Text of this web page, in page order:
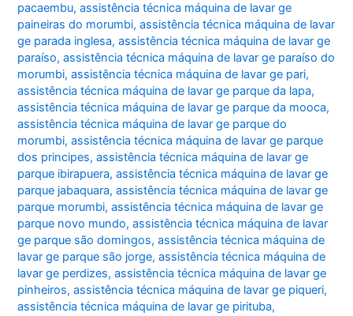
pacaembu,assistência técnica máquina de lavar ge
paineiras do morumbi,assistência técnica máquina de lavar
ge parada inglesa,assistência técnica máquina de lavar ge
paraíso,assistência técnica máquina de lavar ge paraíso do
morumbi,assistência técnica máquina de lavar ge pari,
assistência técnica máquina de lavar ge parque da lapa,
assistência técnica máquina de lavar ge parque da mooca,
assistência técnica máquina de lavar ge parque do
morumbi,assistência técnica máquina de lavar ge parque
dos principes,assistência técnica máquina de lavar ge
parque ibirapuera,assistência técnica máquina de lavar ge
parque jabaquara,assistência técnica máquina de lavar ge
parque morumbi,assistência técnica máquina de lavar ge
parque novo mundo,assistência técnica máquina de lavar
ge parque são domingos,assistência técnica máquina de
lavar ge parque são jorge,assistência técnica máquina de
lavar ge perdizes,assistência técnica máquina de lavar ge
pinheiros,assistência técnica máquina de lavar ge piqueri,
assistência técnica máquina de lavar ge pirituba,